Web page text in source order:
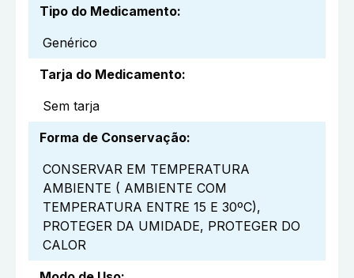
Tipo do Medicamento:
Genérico
Tarja do Medicamento:
Sem tarja
Forma de Conservação:
CONSERVAR EM TEMPERATURA
AMBIENTE ( AMBIENTE COM
TEMPERATURA ENTRE 15 E 30ºC),
PROTEGER DA UMIDADE, PROTEGER DO
CALOR